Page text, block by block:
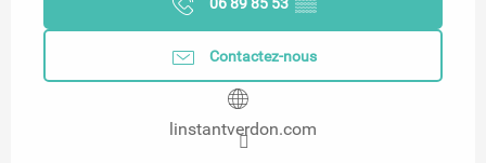
Contactez-nous
linstantverdon.com